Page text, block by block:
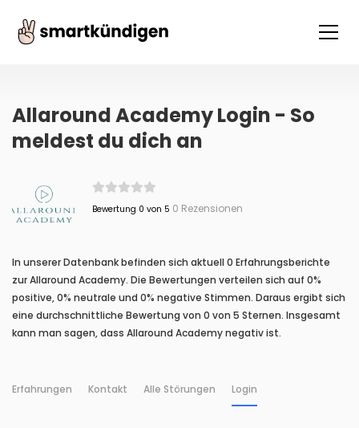
Allaround Academy Login - So
meldest du dich an
Bewertung 0 von 5 0 Rezensionen
In unserer Datenbank befinden sich aktuell 0 Erfahrungsberichte
zur Allaround Academy. Die Bewertungen verteilen sich auf 0%
positive, 0% neutrale und 0% negative Stimmen. Daraus ergibt sich
eine durchschnittliche Bewertung von 0 von 5 Sternen. Insgesamt
kann man sagen, dass Allaround Academy negativ ist.
Erfahrungen Kontakt Alle Störungen Login